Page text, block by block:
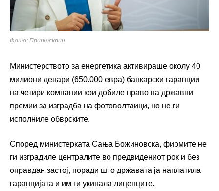
Фото: Принтскрин
Министерството за енергетика активираше околу 40
милиони денари (650.000 евра) банкарски гаранции
на четири компании кои добиле право на државни
премии за изградба на фотоволтаици, но не ги
исполниле обврските.
Според министерката Сања Божиновска, фирмите не
ги изградиле централите во предвидениот рок и без
оправдан застој, поради што државата ја наплатила
гаранцијата и им ги укинала лиценците.